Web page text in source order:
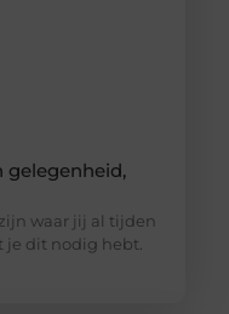
gelegenheid,
waar jij al tijden
je dit nodig hebt.